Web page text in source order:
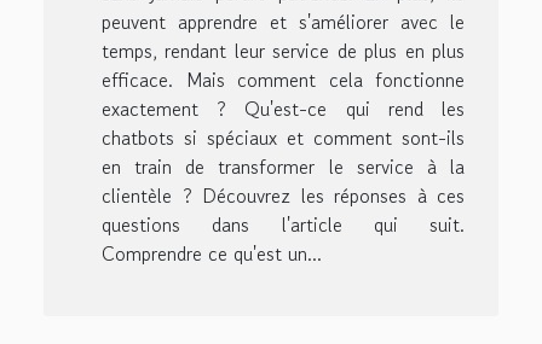
peuvent apprendre et s'améliorer avec le
temps, rendant leur service de plus en plus
efficace. Mais comment cela fonctionne
exactement ? Qu'est-ce qui rend les
chatbots si spéciaux et comment sont-ils
en train de transformer le service à la
clientèle ? Découvrez les réponses à ces
questions dans l'article qui suit.
Comprendre ce qu'est un...